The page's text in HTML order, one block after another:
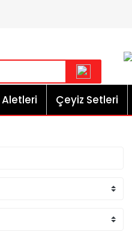
Aletleri Çeyiz Setleri